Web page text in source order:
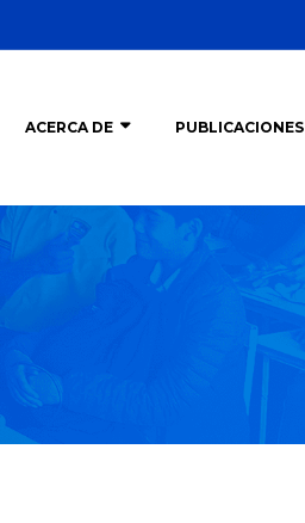
ACERCA DE PUBLICACIONES